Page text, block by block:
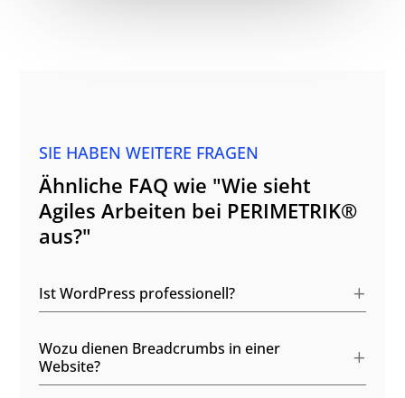
SIE HABEN WEITERE FRAGEN
Ähnliche FAQ wie "Wie sieht
Agiles Arbeiten bei PERIMETRIK®
aus?"
Ist WordPress professionell?
Wozu dienen Breadcrumbs in einer
Website?